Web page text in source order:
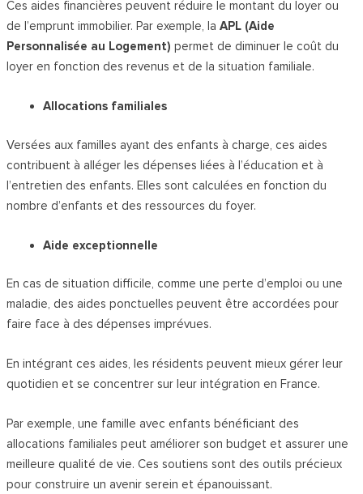
Ces aides financières peuvent réduire le montant du loyer ou
de l’emprunt immobilier. Par exemple, laAPL (Aide
Personnalisée au Logement) permet de diminuer le coût du
loyer en fonction des revenus et de la situation familiale.
Allocations familiales
Versées aux familles ayant des enfants à charge, ces aides
contribuent à alléger les dépenses liées à l’éducation et à
l’entretien des enfants. Elles sont calculées en fonction du
nombre d’enfants et des ressources du foyer.
Aide exceptionnelle
En cas de situation difficile, comme une perte d’emploi ou une
maladie, des aides ponctuelles peuvent être accordées pour
faire face à des dépenses imprévues.
En intégrant ces aides, les résidents peuvent mieux gérer leur
quotidien et se concentrer sur leur intégration en France.
Par exemple, une famille avec enfants bénéficiant des
allocations familiales peut améliorer son budget et assurer une
meilleure qualité de vie. Ces soutiens sont des outils précieux
pour construire un avenir serein et épanouissant.